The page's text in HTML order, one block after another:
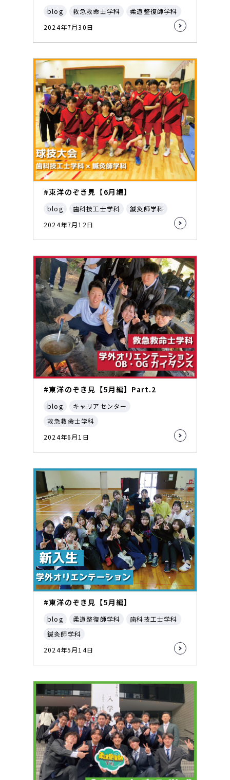
blog 救急救命士学科
柔道整復師学科
2024年7月30日
#東洋のぞき見【6月編】
blog 歯科技工士学科
鍼灸師学科
2024年7月12日
#東洋のぞき見【5月編】Part.2
blog
キャリアセンター
救急救命士学科
2024年6月1日
#東洋のぞき見【5月編】
blog 柔道整復師学科
歯科技工士学科
鍼灸師学科
2024年5月14日